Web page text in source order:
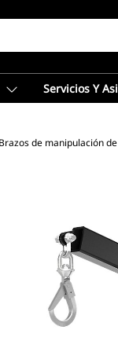
Servicios Y